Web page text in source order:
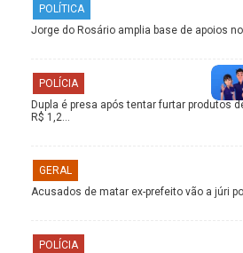
POLÍTICA
Jorge do Rosário amplia base de apoios
POLÍCIA
Dupla é presa após tentar furtar produtos
R$ 1,2…
GERAL
Acusados de matar ex-prefeito vão a júri
POLÍCIA